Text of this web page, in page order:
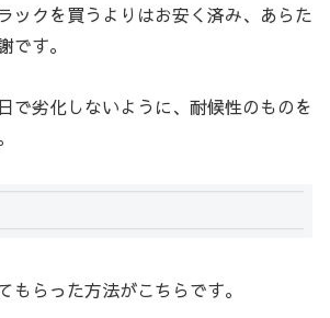
ックを買うよりはお安く済み、あらた
です。
で劣化しないように、耐候性のものを
もらった方法がこちらです。